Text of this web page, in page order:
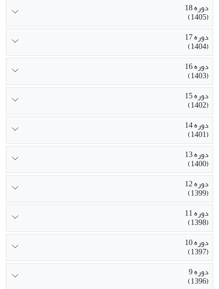
دوره 18
(1405)
دوره 17
(1404)
دوره 16
(1403)
دوره 15
(1402)
دوره 14
(1401)
دوره 13
(1400)
دوره 12
(1399)
دوره 11
(1398)
دوره 10
(1397)
دوره 9
(1396)